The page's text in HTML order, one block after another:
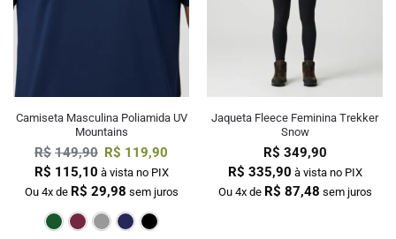
Camiseta Masculina Poliamida UV
Mountains
R$ 149,90 R$ 119,90
R$ 115,10 à vista no PIX
Ou 4x de R$ 29,98 sem juros
Verde Escuro
Bordô
Jaqueta Fleece Feminina Trekker
Snow
R$ 349,90
R$ 335,90 à vista no PIX
Ou 4x de R$ 87,48 sem juros